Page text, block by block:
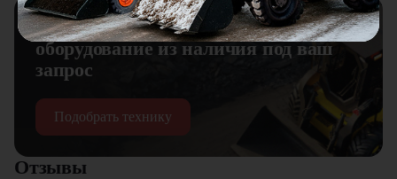
Подберем технику и навесное
оборудование из наличия под ваш
запрос
Подобрать технику
Отзывы